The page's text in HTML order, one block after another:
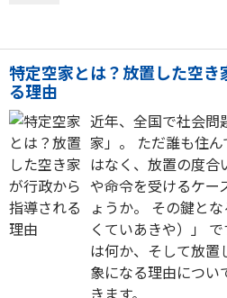
特定空家とは？放置した空
る理由
近年、全国で社会問
家」。 ただ誰も住
はなく、放置の度合
や命令を受けるケー
ょうか。 その鍵と
くていあきや）」
は何か、そして放置
象になる理由につい
きます。